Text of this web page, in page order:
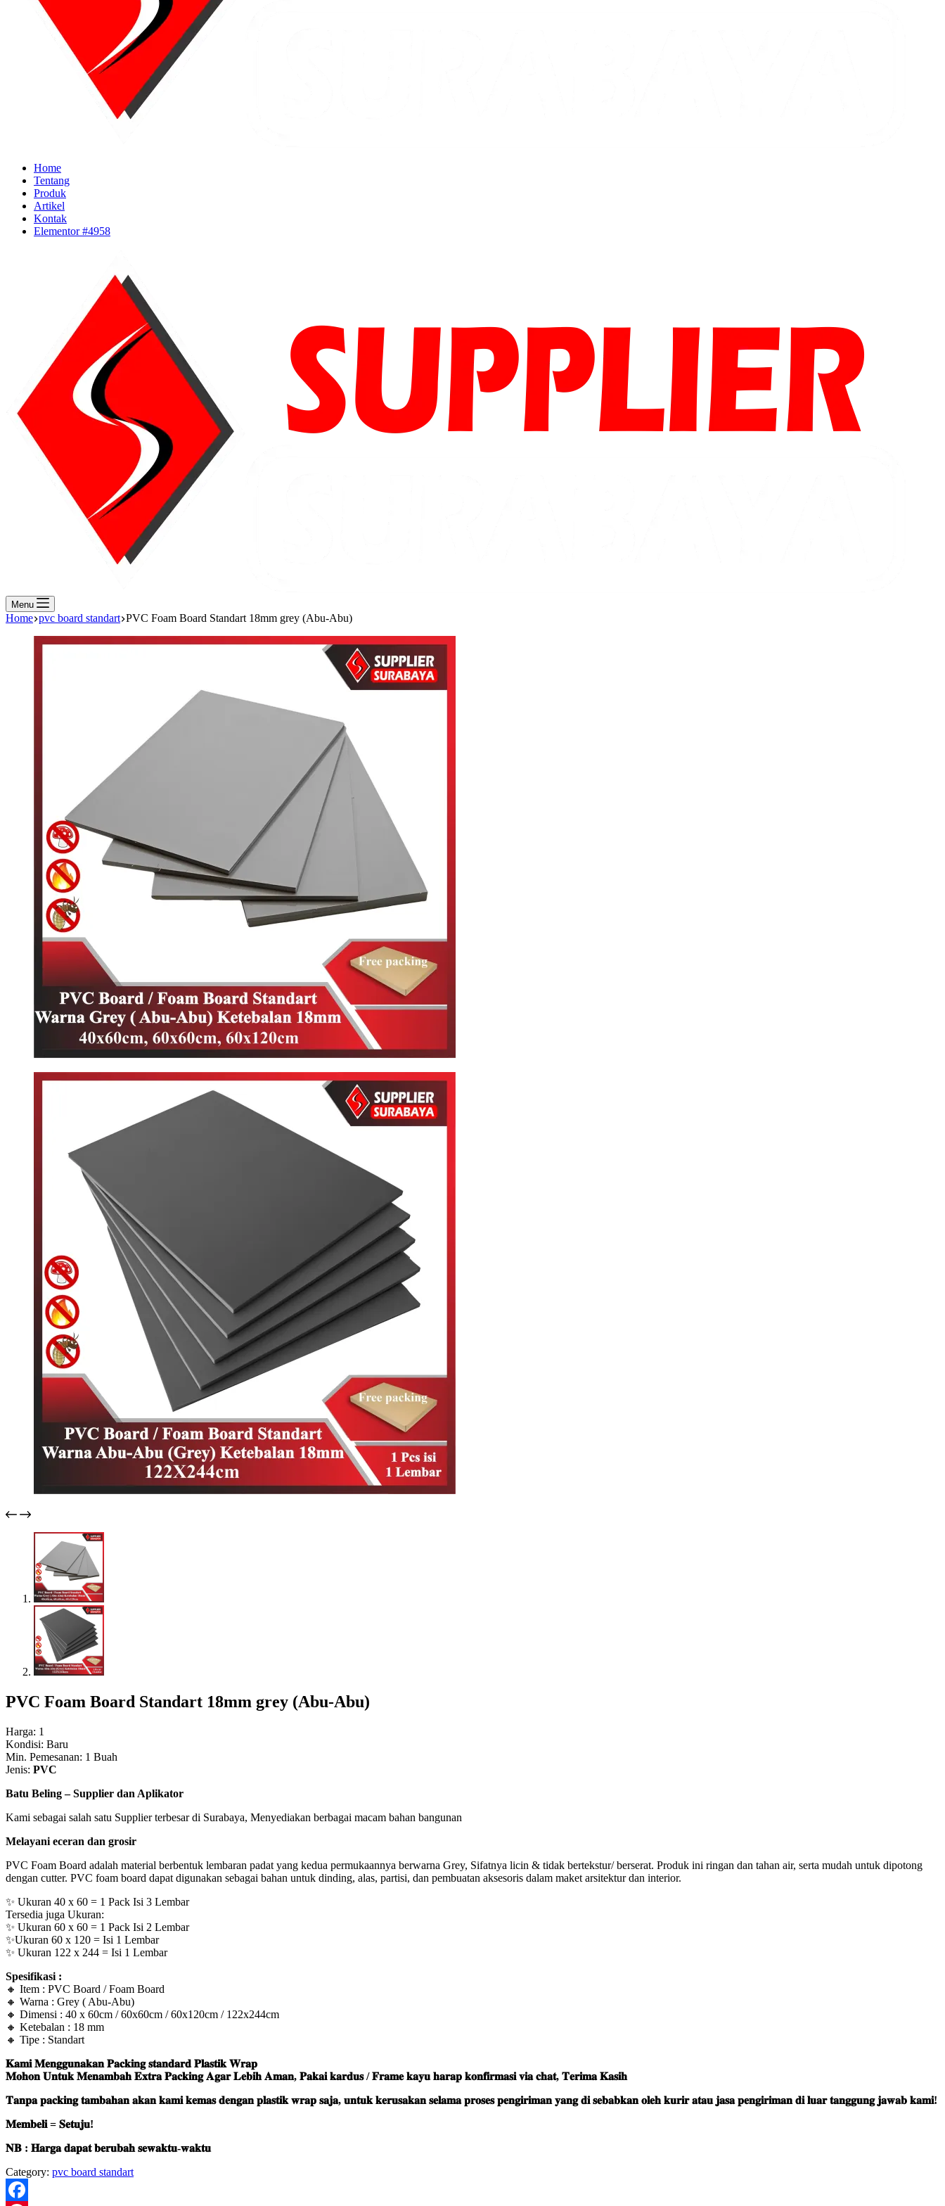
Home
Tentang
Produk
Artikel
Kontak
Elementor #4958
Menu
Home pvc board standart PVC Foam Board Standart 18mm grey (Abu-Abu)
PVC Foam Board Standart 18mm grey (Abu-Abu)
Harga: 1
Kondisi: Baru
Min. Pemesanan: 1 Buah
Jenis: PVC
Batu Beling – Supplier dan Aplikator
Kami sebagai salah satu Supplier terbesar di Surabaya, Menyediakan berbagai macam bahan bangunan
Melayani eceran dan grosir
PVC Foam Board adalah material berbentuk lembaran padat yang kedua permukaannya berwarna Grey, Sifatnya licin & tidak bertekstur/ berserat. Produk ini ringan dan tahan air, serta mudah untuk dipotong
dengan cutter. PVC foam board dapat digunakan sebagai bahan untuk dinding, alas, partisi, dan pembuatan aksesoris dalam maket arsitektur dan interior.
✨ Ukuran 40 x 60 = 1 Pack Isi 3 Lembar
Tersedia juga Ukuran:
✨ Ukuran 60 x 60 = 1 Pack Isi 2 Lembar
✨Ukuran 60 x 120 = Isi 1 Lembar
✨ Ukuran 122 x 244 = Isi 1 Lembar
Spesifikasi :
🔸 Item : PVC Board / Foam Board
🔸 Warna : Grey ( Abu-Abu)
🔸 Dimensi : 40 x 60cm / 60x60cm / 60x120cm / 122x244cm
🔸 Ketebalan : 18 mm
🔸 Tipe : Standart
𝐊𝐚𝐦𝐢 𝐌𝐞𝐧𝐠𝐠𝐮𝐧𝐚𝐤𝐚𝐧 𝐏𝐚𝐜𝐤𝐢𝐧𝐠 𝐬𝐭𝐚𝐧𝐝𝐚𝐫𝐝 𝐏𝐥𝐚𝐬𝐭𝐢𝐤 𝐖𝐫𝐚𝐩
𝐌𝐨𝐡𝐨𝐧 𝐔𝐧𝐭𝐮𝐤 𝐌𝐞𝐧𝐚𝐦𝐛𝐚𝐡 𝐄𝐱𝐭𝐫𝐚 𝐏𝐚𝐜𝐤𝐢𝐧𝐠 𝐀𝐠𝐚𝐫 𝐋𝐞𝐛𝐢𝐡 𝐀𝐦𝐚𝐧, 𝐏𝐚𝐤𝐚𝐢 𝐤𝐚𝐫𝐝𝐮𝐬 / 𝐅𝐫𝐚𝐦𝐞 𝐤𝐚𝐲𝐮 𝐡𝐚𝐫𝐚𝐩 𝐤𝐨𝐧𝐟𝐢𝐫𝐦𝐚𝐬𝐢 𝐯𝐢𝐚 𝐜𝐡𝐚𝐭, 𝐓𝐞𝐫𝐢𝐦𝐚 𝐊𝐚𝐬𝐢𝐡
𝐓𝐚𝐧𝐩𝐚 𝐩𝐚𝐜𝐤𝐢𝐧𝐠 𝐭𝐚𝐦𝐛𝐚𝐡𝐚𝐧 𝐚𝐤𝐚𝐧 𝐤𝐚𝐦𝐢 𝐤𝐞𝐦𝐚𝐬 𝐝𝐞𝐧𝐠𝐚𝐧 𝐩𝐥𝐚𝐬𝐭𝐢𝐤 𝐰𝐫𝐚𝐩 𝐬𝐚𝐣𝐚, 𝐮𝐧𝐭𝐮𝐤 𝐤𝐞𝐫𝐮𝐬𝐚𝐤𝐚𝐧 𝐬𝐞𝐥𝐚𝐦𝐚 𝐩𝐫𝐨𝐬𝐞𝐬 𝐩𝐞𝐧𝐠𝐢𝐫𝐢𝐦𝐚𝐧 𝐲𝐚𝐧𝐠 𝐝𝐢 𝐬𝐞𝐛𝐚𝐛𝐤𝐚𝐧 𝐨𝐥𝐞𝐡 𝐤𝐮𝐫𝐢𝐫 𝐚𝐭𝐚𝐮 𝐣𝐚𝐬𝐚 𝐩𝐞𝐧𝐠𝐢𝐫𝐢𝐦𝐚𝐧 𝐝𝐢 𝐥𝐮𝐚𝐫 𝐭𝐚𝐧𝐠𝐠𝐮𝐧𝐠 𝐣𝐚𝐰𝐚𝐛 𝐤𝐚𝐦𝐢!
𝐌𝐞𝐦𝐛𝐞𝐥𝐢 = 𝐒𝐞𝐭𝐮𝐣𝐮!
𝐍𝐁 : 𝐇𝐚𝐫𝐠𝐚 𝐝𝐚𝐩𝐚𝐭 𝐛𝐞𝐫𝐮𝐛𝐚𝐡 𝐬𝐞𝐰𝐚𝐤𝐭𝐮-𝐰𝐚𝐤𝐭𝐮
Category: pvc board standart